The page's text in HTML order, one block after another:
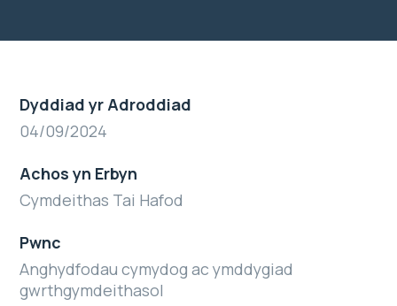
Dyddiad yr Adroddiad
04/09/2024
Achos yn Erbyn
Cymdeithas Tai Hafod
Pwnc
Anghydfodau cymydog ac ymddygiad
gwrthgymdeithasol